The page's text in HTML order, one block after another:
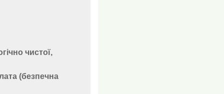
чистої,
(безпечна